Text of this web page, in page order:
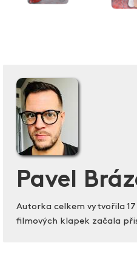
Pavel
Autorka celkem vytvořila
filmových klapek začala